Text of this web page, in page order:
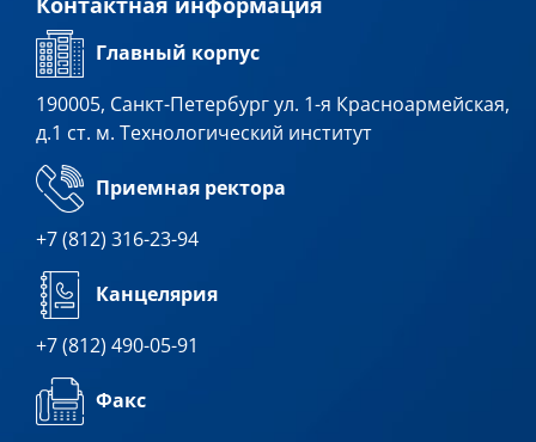
Главный корпус
190005, Санкт-Петербург ул. 1-я Красноармейская,
д.1 ст. м. Технологический институт
Приемная ректора
+7 (812) 316-23-94
Канцелярия
+7 (812) 490-05-91
Факс